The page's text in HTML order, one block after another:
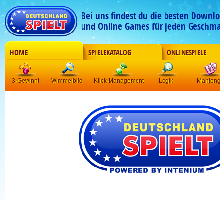
Bei uns findest du die besten
und Online Games für jeden
HOME SPIELEKATALOG ONLINESPIELE
3-Gewinnt Wimmelbild Klick-Management Logik Mahjong